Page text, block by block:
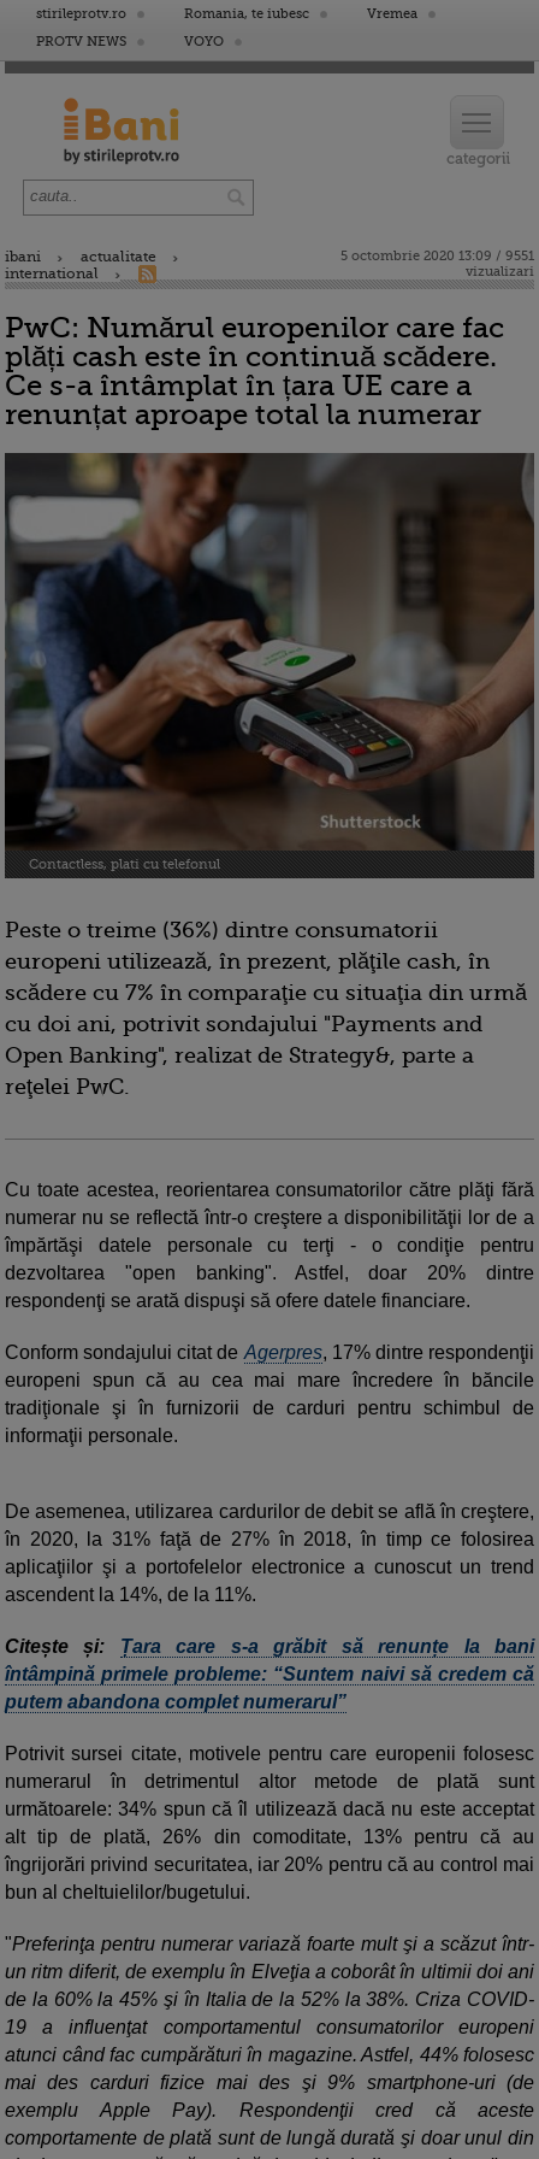
stirileprotv.ro Romania, te iubesc
Vremea
PROTV NEWS
VOYO
ibani
actualitate
international
5 octombrie 2020 13:09 / 9551
vizualizari
PwC: Numărul europenilor care fac
plăți cash este în continuă scădere.
Ce s-a întâmplat în țara UE care a
renunțat aproape total la numerar
Contactless, plati cu telefonul
Peste o treime (36%) dintre consumatorii
europeni utilizează, în prezent, plăţile cash, în
scădere cu 7% în comparaţie cu situaţia din urmă
cu doi ani, potrivit sondajului "Payments and
Open Banking", realizat de Strategy&, parte a
reţelei PwC.
Cu toate acestea, reorientarea consumatorilor către plăţi fără
numerar nu se reflectă într-o creştere a disponibilităţii lor de a
împărtăşi datele personale cu terţi - o condiţie pentru
dezvoltarea "open banking". Astfel, doar 20% dintre
respondenţi se arată dispuşi să ofere datele financiare.
Conform sondajului citat de Agerpres, 17% dintre respondenţii
europeni spun că au cea mai mare încredere în băncile
tradiţionale şi în furnizorii de carduri pentru schimbul de
informaţii personale.
De asemenea, utilizarea cardurilor de debit se află în creştere,
în 2020, la 31% faţă de 27% în 2018, în timp ce folosirea
aplicaţiilor şi a portofelelor electronice a cunoscut un trend
ascendent la 14%, de la 11%.
Citește și: Țara care s-a grăbit să renunțe la bani
întâmpină primele probleme: “Suntem naivi să credem că
putem abandona complet numerarul”
Potrivit sursei citate, motivele pentru care europenii folosesc
numerarul în detrimentul altor metode de plată sunt
următoarele: 34% spun că îl utilizează dacă nu este acceptat
alt tip de plată, 26% din comoditate, 13% pentru că au
îngrijorări privind securitatea, iar 20% pentru că au control mai
bun al cheltuielilor/bugetului.
"Preferinţa pentru numerar variază foarte mult şi a scăzut într-
un ritm diferit, de exemplu în Elveţia a coborât în ultimii doi ani
de la 60% la 45% şi în Italia de la 52% la 38%. Criza COVID-
19 a influenţat comportamentul consumatorilor europeni
atunci când fac cumpărături în magazine. Astfel, 44% folosesc
mai des carduri fizice mai des şi 9% smartphone-uri (de
exemplu Apple Pay). Respondenţii cred că aceste
comportamente de plată sunt de lungă durată şi doar unul din